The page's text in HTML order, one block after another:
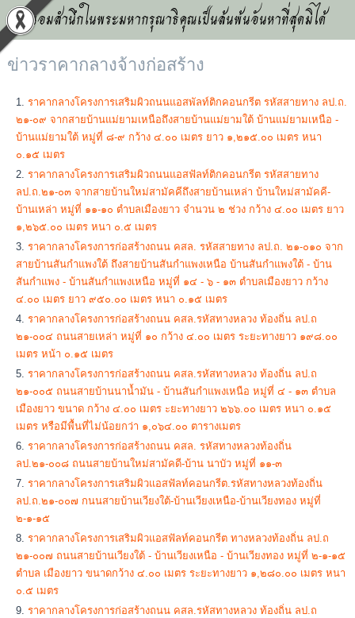
น้อมสำนึกในพระมหากรุณาธิคุณเป็นล้นพ้นอันหาที่สุดมิได้
ข่าวราคากลางจ้างก่อสร้าง
ราคากลางโครงการเสริมผิวถนนแอสพัลท์ติกคอนกรีต รหัสสายทาง ลป.ถ.
๒๑-๐๙ จากสายบ้านแม่ยามเหนือถึงสายบ้านแม่ยามใต้ บ้านแม่ยามเหนือ -
บ้านแม่ยามใต้ หมู่ที่ ๘-๙ กว้าง ๔.๐๐ เมตร ยาว ๑,๒๑๕.๐๐ เมตร หนา
๐.๑๕ เมตร
ราคากลางโครงการเสริมผิวถนนแอสฟัลท์ติกคอนกรีต รหัสสายทาง
ลป.ถ.๒๑-๐๓ จากสายบ้านใหม่สามัคคีถึงสายบ้านเหล่า บ้านใหม่สามัคคี-
บ้านเหล่า หมู่ที่ ๑๑-๑๐ ตำบลเมืองยาว จำนวน ๒ ช่วง กว้าง ๔.๐๐ เมตร ยาว
๑,๒๖๕.๐๐ เมตร หนา ๐.๕ เมตร
ราคากลางโครงการก่อสร้างถนน คสล. รหัสสายทาง ลป.ถ. ๒๑-๐๑๐ จาก
สายบ้านสันกำแพงใต้ ถึงสายบ้านสันกำแพงเหนือ บ้านสันกำแพงใต้ - บ้าน
สันกำแพง - บ้านสันกำแพงเหนือ หมู่ที่ ๑๔ - ๖ - ๑๓ ตำบลเมืองยาว กว้าง
๔.๐๐ เมตร ยาว ๙๕๐.๐๐ เมตร หนา ๐.๑๕ เมตร
ราคากลางโครงการก่อสร้างถนน คสล.รหัสทางหลวง ท้องถิ่น ลป.ถ
๒๑-๐๐๔ ถนนสายเหล่า หมู่ที่ ๑๐ กว้าง ๔.๐๐ เมตร ระยะทางยาว ๑๙๘.๐๐
เมตร หน้า ๐.๑๕ เมตร
ราคากลางโครงการก่อสร้างถนน คสล.รหัสทางหลวง ท้องถิ่น ลป.ถ
๒๑-๐๐๕ ถนนสายบ้านนาน้ำมัน - บ้านสันกำแพงเหนือ หมู่ที่ ๔ - ๑๓ ตำบล
เมืองยาว ขนาด กว้าง ๔.๐๐ เมตร ะยะทางยาว ๒๖๖.๐๐ เมตร หนา ๐.๑๕
เมตร หรือมีพื้นที่ไม่น้อยกว่า ๑,๐๖๔.๐๐ ตารางเมตร
ราคากลางโครงการก่อสร้างถนน คสล. รหัสทางหลวงท้องถิ่น
ลป.๒๑-๐๐๘ ถนนสายบ้านใหม่สามัคดี-บ้าน นาบัว หมู่ที่ ๑๑-๓
ราคากลางโครงการเสริมผิวแอสฟัลท์คอนกรีต.รหัสทางหลวงท้องถิ่น
ลป.ถ.๒๑-๐๐๗ กนนสายบ้านเวียงใต้-บ้านเวียงเหนือ-บ้านเวียงทอง หมู่ที่
๒-๑-๑๕
ราคากลางโครงการเสริมผิวแอสฟัลท์คอนกรีต ทางหลวงท้องถิ่น ลป.ถ
๒๑-๐๐๗ ถนนสายบ้านเวียงใต้ - บ้านเวียงเหนือ - บ้านเวียงทอง หมู่ที่ ๒-๑-๑๕
ตำบล เมืองยาว ขนาดกว้าง ๔.๐๐ เมตร ระยะทางยาว ๑,๒๘๐.๐๐ เมตร หนา
๐.๕ เมตร
ราคากลางโครงการก่อสร้างถนน คสล.รหัสทางหลวง ท้องถิ่น ลป.ถ